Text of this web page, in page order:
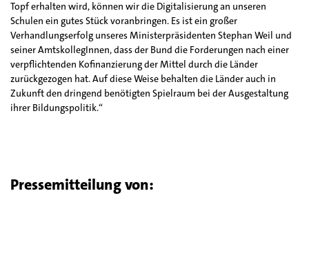
Topf erhalten wird, können wir die Digitalisierung an unseren
Schulen ein gutes Stück voranbringen. Es ist ein großer
Verhandlungserfolg unseres Ministerpräsidenten Stephan Weil und
seiner AmtskollegInnen, dass der Bund die Forderungen nach einer
verpflichtenden Kofinanzierung der Mittel durch die Länder
zurückgezogen hat. Auf diese Weise behalten die Länder auch in
Zukunft den dringend benötigten Spielraum bei der Ausgestaltung
ihrer Bildungspolitik.“
Pressemitteilung von: